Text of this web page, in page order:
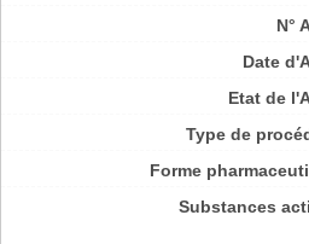
N°
Date
Etat de
Type de
Forme
Substances